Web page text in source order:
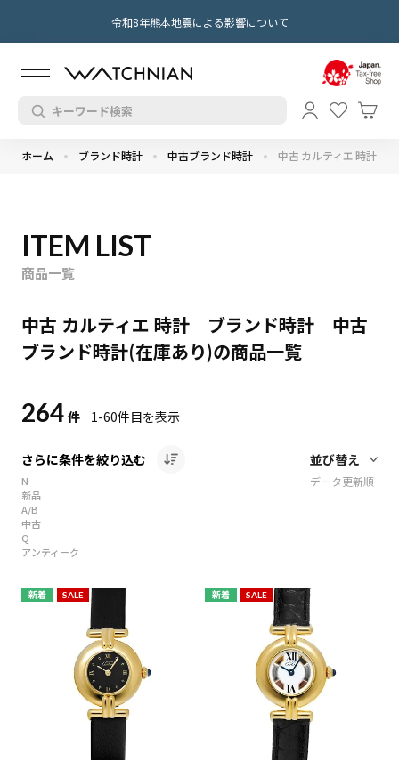
令和8年熊本地震による影響について
ホーム ブランド時計 中古ブランド時計 中古 カルティエ 時計
ITEM LIST
商品一覧
中古 カルティエ 時計 ブランド時計 中古
ブランド時計(在庫あり)の商品一覧
264 件 1-60件目を表示
さらに条件を絞り込む
N
新品
A/B
中古
Q
アンティーク
データ更新順
新着 SALE 新着 SALE